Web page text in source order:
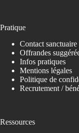
Pratique
Contact
Offrandes
Infos pratiques
Mentions légales
Politique de
Recrutement /
Ressources